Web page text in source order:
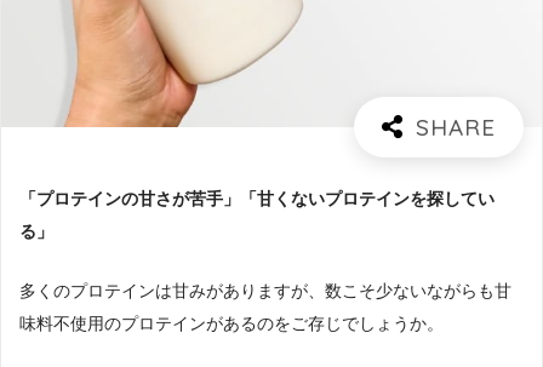
「プロテインの甘さが苦手」「甘くないプロテインを探してい
る」
多くのプロテインは甘みがありますが、数こそ少ないながらも甘
味料不使用のプロテインがあるのをご存じでしょうか。